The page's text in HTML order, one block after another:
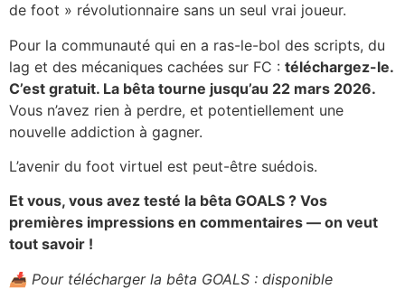
de foot » révolutionnaire sans un seul vrai joueur.
Pour la communauté qui en a ras-le-bol des scripts, du
lag et des mécaniques cachées sur FC : téléchargez-le.
C’est gratuit. La bêta tourne jusqu’au 22 mars 2026.
Vous n’avez rien à perdre, et potentiellement une
nouvelle addiction à gagner.
L’avenir du foot virtuel est peut-être suédois.
Et vous, vous avez testé la bêta GOALS ? Vos
premières impressions en commentaires — on veut
tout savoir !
📥 Pour télécharger la bêta GOALS : disponible